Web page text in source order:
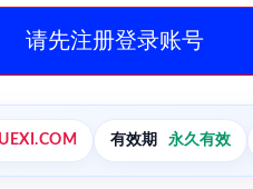
请先注册登录账号
有效期 永久有效